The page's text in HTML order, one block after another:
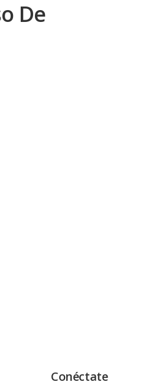
De
Conéctate